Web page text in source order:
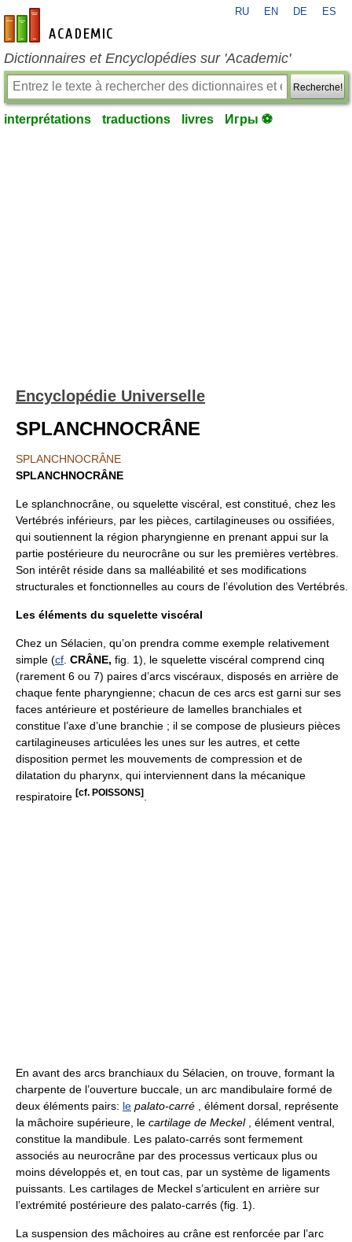
fr-academic.com
RU EN DE ES
Dictionnaires et Encyclopédies sur 'Academic'
Recherche!
interprétations traductions livres Игры ⚽
Encyclopédie Universelle
SPLANCHNOCRÂNE
SPLANCHNOCRÂNE
SPLANCHNOCRÂNE
Le splanchnocrâne, ou squelette viscéral, est constitué, chez les
Vertébrés inférieurs, par les pièces, cartilagineuses ou ossifiées,
qui soutiennent la région pharyngienne en prenant appui sur la
partie postérieure du neurocrâne ou sur les premières vertèbres.
Son intérêt réside dans sa malléabilité et ses modifications
structurales et fonctionnelles au cours de l’évolution des Vertébrés.
Les éléments du squelette viscéral
Chez un Sélacien, qu’on prendra comme exemple relativement
simple (cf CRÂNE, fig. 1), le squelette viscéral comprend cinq
(rarement 6 ou 7) paires d’arcs viscéraux, disposés en arrière de
chaque fente pharyngienne; chacun de ces arcs est garni sur ses
faces antérieure et postérieure de lamelles branchiales et
constitue l’axe d’une branchie ; il se compose de plusieurs pièces
cartilagineuses articulées les unes sur les autres, et cette
disposition permet les mouvements de compression et de
dilatation du pharynx, qui interviennent dans la mécanique
respiratoire [cf. POISSONS]
En avant des arcs branchiaux du Sélacien, on trouve, formant la
charpente de l’ouverture buccale, un arc mandibulaire formé de
deux éléments pairs: le palato-carré , élément dorsal, représente
la mâchoire supérieure, le cartilage de Meckel, élément ventral,
constitue la mandibule. Les palato-carrés sont fermement
associés au neurocrâne par des processus verticaux plus ou
moins développés et, en tout cas, par un système de ligaments
puissants. Les cartilages de Meckel s’articulent en arrière sur
l’extrémité postérieure des palato-carrés (fig. 1).
La suspension des mâchoires au crâne est renforcée par l’arc